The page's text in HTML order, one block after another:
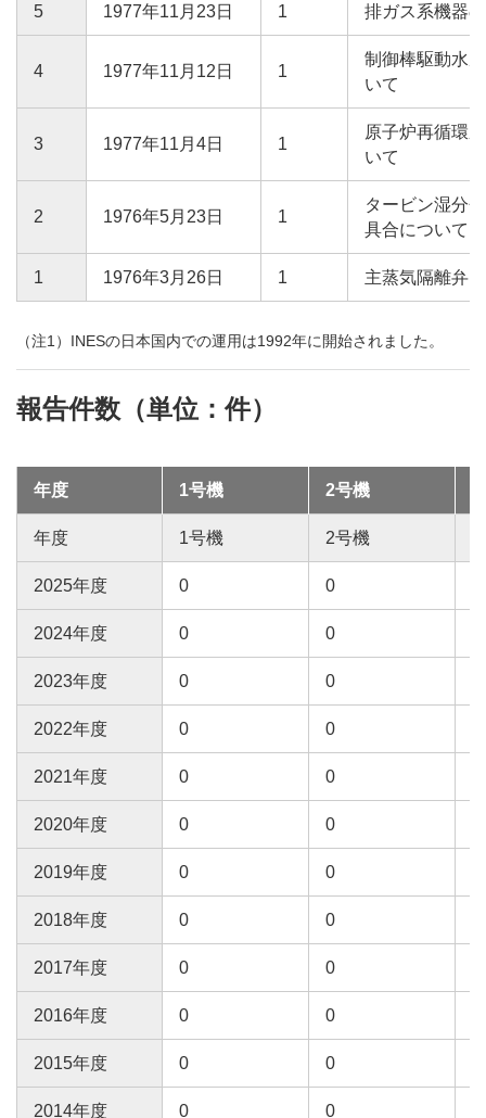
5 1977年11月23日 1 排ガス系機器
4 1977年11月12日 1
制御棒駆動水
いて
3 1977年11月4日 1
原子炉再循環
いて
2 1976年5月23日 1
タービン湿分
具合について
1 1976年3月26日 1 主蒸気隔離弁
（注1）INESの日本国内での運用は1992年に開始されました。
報告件数（単位：件）
年度 1号機 2号機
年度 1号機 2号機
2025年度 0 0
2024年度 0 0
2023年度 0 0
2022年度 0 0
2021年度 0 0
2020年度 0 0
2019年度 0 0
2018年度 0 0
2017年度 0 0
2016年度 0 0
2015年度 0 0
2014年度 0 0